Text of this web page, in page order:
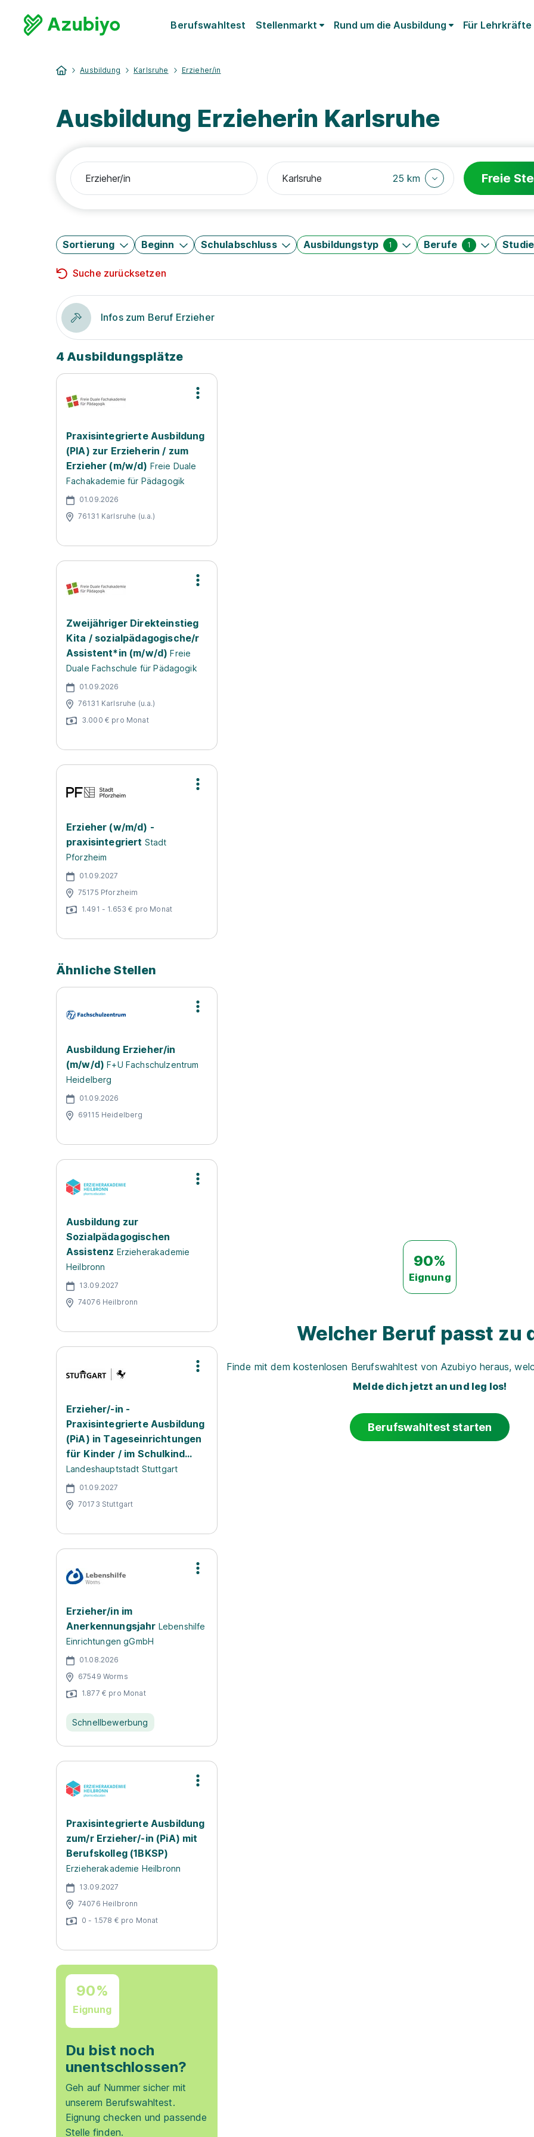
Berufswahltest Stellenmarkt Rund um die Ausbildung Für Lehrkräfte
Ausbildung Karlsruhe Erzieher/in
Ausbildung Erzieherin Karlsruhe
25 km Freie
Sortierung Beginn Schulabschluss Ausbildungstyp 1 Berufe 1
Suche zurücksetzen
Infos zum Beruf Erzieher
4 Ausbildungsplätze
Praxisintegrierte Ausbildung
(PIA) zur Erzieherin / zum
Erzieher (m/w/d) Freie Duale
Fachakademie für Pädagogik
01.09.2026
76131 Karlsruhe (u.a.)
Zweijähriger Direkteinstieg
Kita / sozialpädagogische/r
Assistent*in (m/w/d) Freie
Duale Fachschule für Pädagogik
01.09.2026
76131 Karlsruhe (u.a.)
3.000 € pro Monat
Erzieher (w/m/d) -
praxisintegriert Stadt
Pforzheim
01.09.2027
75175 Pforzheim
1.491 - 1.653 € pro Monat
Ähnliche Stellen
Ausbildung Erzieher/in
(m/w/d) F+U Fachschulzentrum
Heidelberg
01.09.2026
69115 Heidelberg
Ausbildung zur
Sozialpädagogischen
Assistenz Erzieherakademie
Heilbronn
13.09.2027
74076 Heilbronn
Erzieher/-in -
Praxisintegrierte Ausbildung
(PiA) in Tageseinrichtungen
für Kinder / im Schulkind...
Landeshauptstadt Stuttgart
01.09.2027
70173 Stuttgart
Erzieher/in im
Anerkennungsjahr Lebenshilfe
Einrichtungen gGmbH
01.08.2026
67549 Worms
1.877 € pro Monat
Schnellbewerbung
Praxisintegrierte Ausbildung
zum/r Erzieher/-in (PiA) mit
Berufskolleg (1BKSP)
Erzieherakademie Heilbronn
13.09.2027
74076 Heilbronn
0 - 1.578 € pro Monat
90%
Eignung
Du bist noch
unentschlossen?
Geh auf Nummer sicher mit
unserem Berufswahltest.
Eignung checken und passende
Stelle finden.
90%
Eignung
Welcher Beruf passt zu
Finde mit dem kostenlosen Berufswahltest von Azubiyo heraus,
Melde dich jetzt an und leg los!
Berufswahltest starten